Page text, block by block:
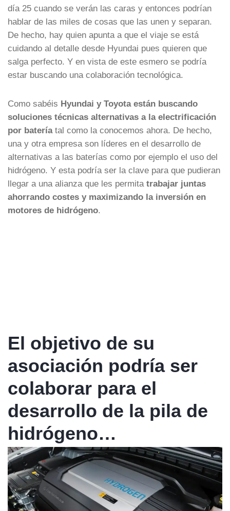
día 25 cuando se verán las caras y entonces podrían
hablar de las miles de cosas que las unen y separan.
De hecho, hay quien apunta a que el viaje se está
cuidando al detalle desde Hyundai pues quieren que
salga perfecto. Y en vista de este esmero se podría
estar buscando una colaboración tecnológica.
Como sabéis Hyundai y Toyota están buscando
soluciones técnicas alternativas a la electrificación
por bateríatal como la conocemos ahora. De hecho,
una y otra empresa son líderes en el desarrollo de
alternativas a las baterías como por ejemplo el uso del
hidrógeno. Y esta podría ser la clave para que pudieran
llegar a una alianza que les permita trabajar juntas
ahorrando costes y maximizando la inversión en
motores de hidrógeno.
El objetivo de su
asociación podría ser
colaborar para el
desarrollo de la pila de
hidrógeno…